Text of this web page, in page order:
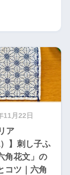
11月22日
ア
）】刺し子ふ
角花文」の
コツ｜六角